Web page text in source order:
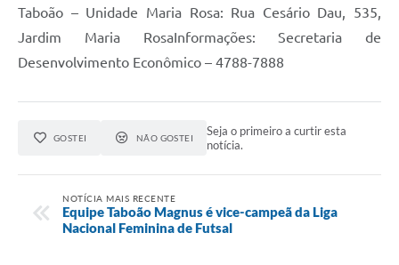
Taboão – Unidade Maria Rosa: Rua Cesário Dau, 535,
Jardim Maria RosaInformações: Secretaria de
Desenvolvimento Econômico – 4788-7888
GOSTEI NÃO GOSTEI
Seja o primeiro a curtir esta
notícia.
NOTÍCIA MAIS RECENTE
Equipe Taboão Magnus é vice-campeã da Liga
Nacional Feminina de Futsal